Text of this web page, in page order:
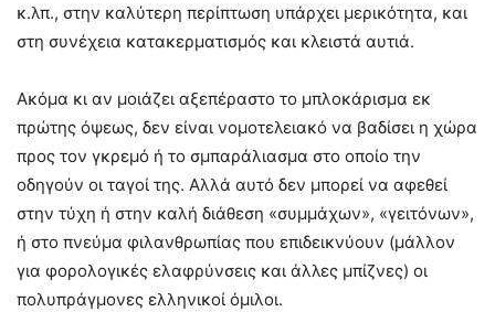
κ.λπ., στην καλύτερη περίπτωση υπάρχει μερικότητα, και
στη συνέχεια κατακερματισμός και κλειστά αυτιά.
Ακόμα κι αν μοιάζει αξεπέραστο το μπλοκάρισμα εκ
πρώτης όψεως, δεν είναι νομοτελειακό να βαδίσει η χώρα
προς τον γκρεμό ή το σμπαράλιασμα στο οποίο την
οδηγούν οι ταγοί της. Αλλά αυτό δεν μπορεί να αφεθεί
στην τύχη ή στην καλή διάθεση «συμμάχων», «γειτόνων»,
ή στο πνεύμα φιλανθρωπίας που επιδεικνύουν (μάλλον
για φορολογικές ελαφρύνσεις και άλλες μπίζνες) οι
πολυπράγμονες ελληνικοί όμιλοι.